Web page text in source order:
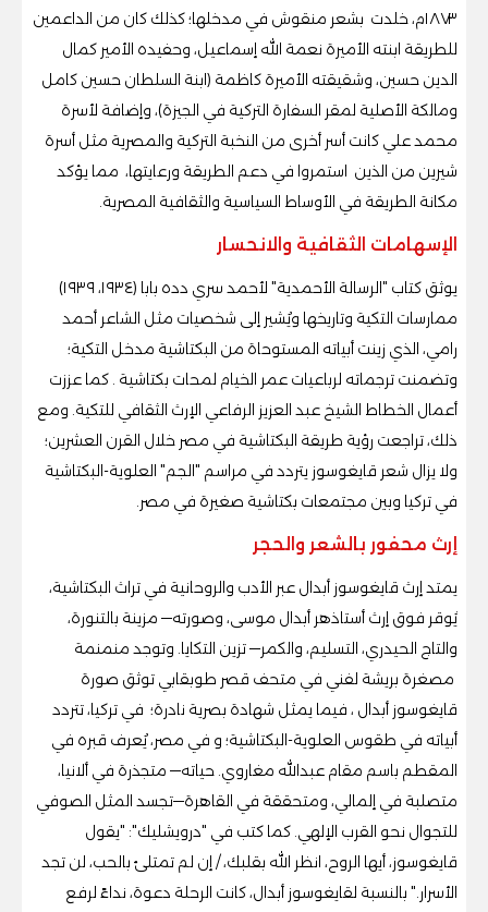
١٨٧٣م، خلدت بشعر منقوش في مدخلها؛ كذلك كان من الداعمين
للطريقة ابنته الأميرة نعمة الله إسماعيل، وحفيده الأمير كمال
الدين حسين، وشقيقته الأميرة كاظمة (ابنة السلطان حسين كامل
ومالكة الأصلية لمقر السفارة التركية في الجيزة)، وإضافة لأسرة
محمد علي كانت أسر أخرى من النخبة التركية والمصرية مثل أسرة
شيرين من الذين استمروا في دعم الطريقة ورعايتها، مما يؤكد
مكانة الطريقة في الأوساط السياسية والثقافية المصرية.
الإسهامات الثقافية والانحسار
يوثق كتاب "الرسالة الأحمدية" لأحمد سري دده بابا (١٩٣٤، ١٩٣٩)
ممارسات التكية وتاريخها ويُشير إلى شخصيات مثل الشاعر أحمد
رامي، الذي زينت أبياته المستوحاة من البكتاشية مدخل التكية؛
وتضمنت ترجماته لرباعيات عمر الخيام لمحات بكتاشية . كما عززت
أعمال الخطاط الشيخ عبد العزيز الرفاعي الإرث الثقافي للتكية. ومع
ذلك، تراجعت رؤية طريقة البكتاشية في مصر خلال القرن العشرين؛
ولا يزال شعر قايغوسوز يتردد في مراسم "الجم" العلوية-البكتاشية
في تركيا وبين مجتمعات بكتاشية صغيرة في مصر.
إرث محفور بالشعر والحجر
يمتد إرث قايغوسوز أبدال عبر الأدب والروحانية في تراث البكتاشية،
يُوقر فوق إرث أستاذهر أبدال موسى، وصورته— مزينة بالتنورة،
والتاج الحيدري، التسليم، والكمر— تزين التكايا. وتوجد منمنمة
مصغرة بريشة لفني في متحف قصر طوبقابي توثق صورة
قايغوسوز أبدال ، فيما يمثل شهادة بصرية نادرة؛ في تركيا، تتردد
أبياته في طقوس العلوية-البكتاشية؛ و في مصر، يُعرف قبره في
المقطم باسم مقام عبدالله مغاروي. حياته— متجذرة في ألانيا،
متصلبة في إلمالي، ومتحققة في القاهرة—تجسد المثل الصوفي
للتجوال نحو القرب الإلهي. كما كتب في "درويشليك": "يقول
قايغوسوز، أيها الروح، انظر الله بقلبك، / إن لم تمتلئ بالحب، لن تجد
الأسرار." بالنسبة لقايغوسوز أبدال، كانت الرحلة دعوة، نداءً لرفع